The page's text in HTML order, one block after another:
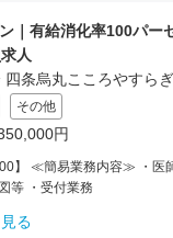
｜有給消化率100パー
人
四条烏丸こころやすら
その他
円
】 ≪簡易業務内容≫ ・医
等 ・受付業務
る